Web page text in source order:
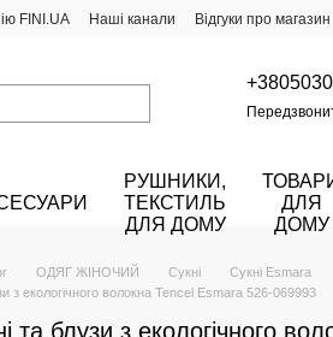
FINI.UA Наші канали Відгуки про магазин
РУШНИКИ,
ТЕКСТИЛЬ
ДЛЯ ДОМУ
ДЛЯ
ДОМУ
ОДЯГ ЖІНОЧИЙ Сукні
Сукні Esmara
з екологічного волокна Tencel Esmara 526-069993
та блузи з екологічного